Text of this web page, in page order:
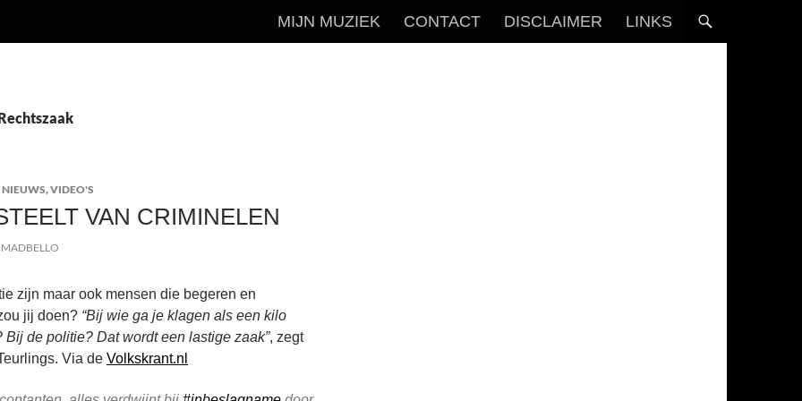
MIJN MUZIEK CONTACT DISCLAIMER LINKS
,VIDEO'S
VAN CRIMINELEN
MADBELLO
zijn maar ook mensen die begeren en
jij doen? “Bij wie ga je klagen als een kilo
Bij de politie? Dat wordt een lastige zaak”, zegt
Via de Volkskrant.nl